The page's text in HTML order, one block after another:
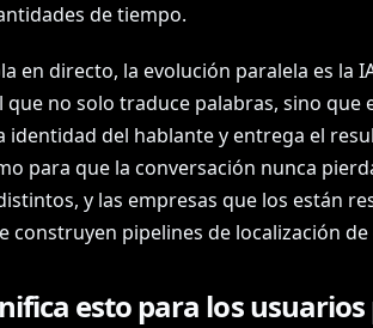
de tiempo.
en directo, la evolución paralela es la
no solo traduce palabras, sino que
identidad del hablante y entrega el
para que la conversación nunca
y las empresas que los están
construyen pipelines de localización
esto para los